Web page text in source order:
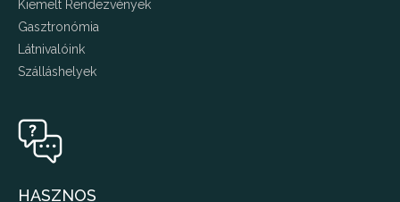
Kiemelt Rendezvények
Gasztronómia
Látnivalóink
Szálláshelyek
HASZNOS